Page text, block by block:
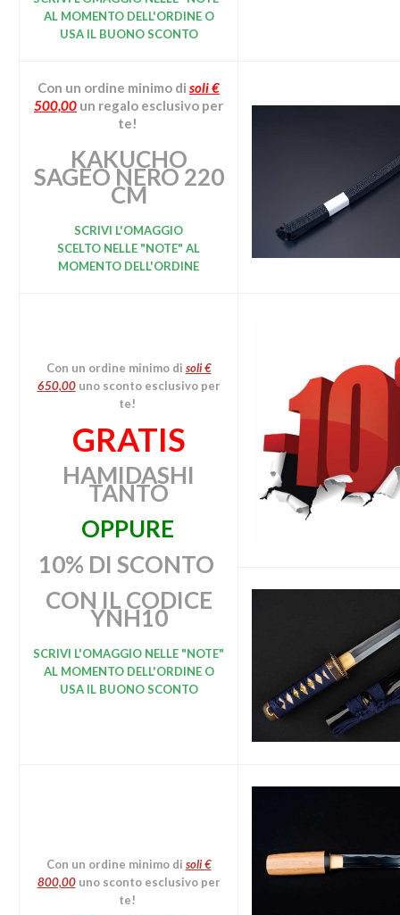
AL MOMENTO DELL'ORDINE O
USA IL BUONO SCONTO
Con un ordine minimo di soli €
500,00 un regalo esclusivo per
te!
KAKUCHO
SAGEO NERO 220
CM
SCRIVI L'OMAGGIO
SCELTO NELLE "NOTE" AL
MOMENTO DELL'ORDINE
Con un ordine minimo di soli €
650,00 uno sconto esclusivo per
te!
GRATIS
HAMIDASHI
TANTO
OPPURE
10% DI SCONTO
CON IL CODICE
YNH10
SCRIVI L'OMAGGIO NELLE "NOTE"
AL MOMENTO DELL'ORDINE O
USA IL BUONO SCONTO
Con un ordine minimo di soli €
800,00 uno sconto esclusivo per
te!